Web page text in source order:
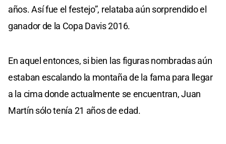
años. Así fue el festejo”, relataba aún sorprendido el
ganador de la Copa Davis 2016.
En aquel entonces, si bien las figuras nombradas aún
estaban escalando la montaña de la fama para llegar
a la cima donde actualmente se encuentran, Juan
Martín sólo tenía 21 años de edad.